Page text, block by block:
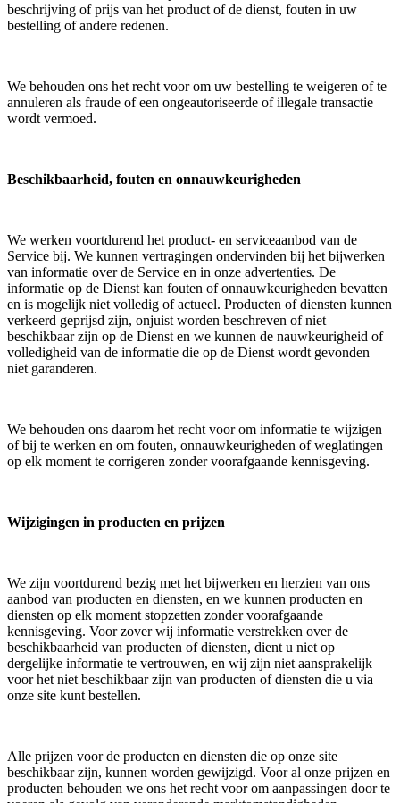
beschrijving of prijs van het product of de dienst, fouten in uw
bestelling of andere redenen.
We behouden ons het recht voor om uw bestelling te weigeren of te
annuleren als fraude of een ongeautoriseerde of illegale transactie
wordt vermoed.
Beschikbaarheid, fouten en onnauwkeurigheden
We werken voortdurend het product- en serviceaanbod van de
Service bij. We kunnen vertragingen ondervinden bij het bijwerken
van informatie over de Service en in onze advertenties. De
informatie op de Dienst kan fouten of onnauwkeurigheden bevatten
en is mogelijk niet volledig of actueel. Producten of diensten kunnen
verkeerd geprijsd zijn, onjuist worden beschreven of niet
beschikbaar zijn op de Dienst en we kunnen de nauwkeurigheid of
volledigheid van de informatie die op de Dienst wordt gevonden
niet garanderen.
We behouden ons daarom het recht voor om informatie te wijzigen
of bij te werken en om fouten, onnauwkeurigheden of weglatingen
op elk moment te corrigeren zonder voorafgaande kennisgeving.
Wijzigingen in producten en prijzen
We zijn voortdurend bezig met het bijwerken en herzien van ons
aanbod van producten en diensten, en we kunnen producten en
diensten op elk moment stopzetten zonder voorafgaande
kennisgeving. Voor zover wij informatie verstrekken over de
beschikbaarheid van producten of diensten, dient u niet op
dergelijke informatie te vertrouwen, en wij zijn niet aansprakelijk
voor het niet beschikbaar zijn van producten of diensten die u via
onze site kunt bestellen.
Alle prijzen voor de producten en diensten die op onze site
beschikbaar zijn, kunnen worden gewijzigd. Voor al onze prijzen en
producten behouden we ons het recht voor om aanpassingen door te